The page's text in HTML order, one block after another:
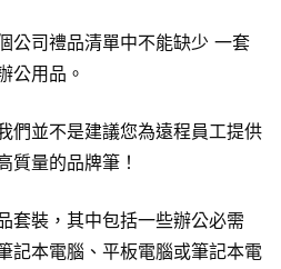
公司禮品清單中不能缺少 一套
公用品。
們並不是建議您為遠程員工提供
量的品牌筆！
套裝，其中包括一些辦公必需
記本電腦、平板電腦或筆記本電